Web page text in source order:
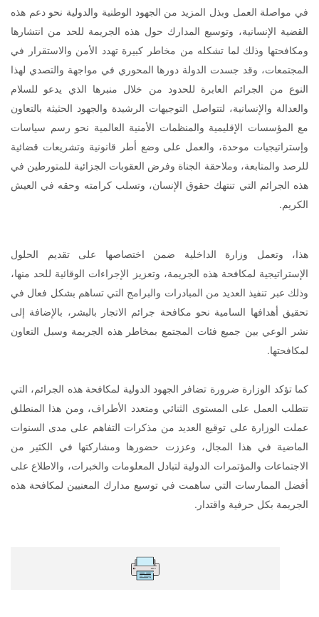
في مواصلة العمل وبذل المزيد من الجهود الوطنية والدولية نحو دعم هذه
القضية الإنسانية، وتوسيع المدارك حول هذه الجريمة للحد من انتشارها
ومكافحتها وذلك لما تشكله من مخاطر كبيرة تهدد الأمن والاستقرار في
المجتمعات، وقد جسدت الدولة دورها المحوري في مواجهة والتصدي لهذا
النوع من الجرائم العابرة للحدود من خلال منبرها الذي يدعو للسلام
والعدالة والإنسانية، لتتواصل التوجيهات الرشيدة والجهود الحثيثة بالتعاون
مع المؤسسات الإقليمية والمنظمات الأمنية العالمية نحو رسم سياسات
وإستراتيجيات موحدة، والعمل على وضع أطر قانونية وتشريعات قضائية
للرصد والمتابعة، وملاحقة الجناة وفرض العقوبات الجزائية للمتورطين في
هذه الجرائم التي تنتهك حقوق الإنسان، وتسلب كرامته وحقه في العيش
الكريم.
هذا، وتعمل وزارة الداخلية ضمن اختصاصها على تقديم الحلول
الإستراتيجية لمكافحة هذه الجريمة، وتعزيز الإجراءات الوقائية للحد منها،
وذلك عبر تنفيذ العديد من المبادرات والبرامج التي تساهم بشكل فعال في
تحقيق أهدافها السامية نحو مكافحة جرائم الاتجار بالبشر، بالإضافة إلى
نشر الوعي بين جميع فئات المجتمع بمخاطر هذه الجريمة وسبل التعاون
لمكافحتها.
كما تؤكد الوزارة ضرورة تضافر الجهود الدولية لمكافحة هذه الجرائم، التي
تتطلب العمل على المستوى الثنائي ومتعدد الأطراف، ومن هذا المنطلق
عملت الوزارة على توقيع العديد من مذكرات التفاهم على مدى السنوات
الماضية في هذا المجال، وعززت حضورها ومشاركتها في الكثير من
الاجتماعات والمؤتمرات الدولية لتبادل المعلومات والخبرات، والاطلاع على
أفضل الممارسات التي ساهمت في توسيع مدارك المعنيين لمكافحة هذه
الجريمة بكل حرفية واقتدار.